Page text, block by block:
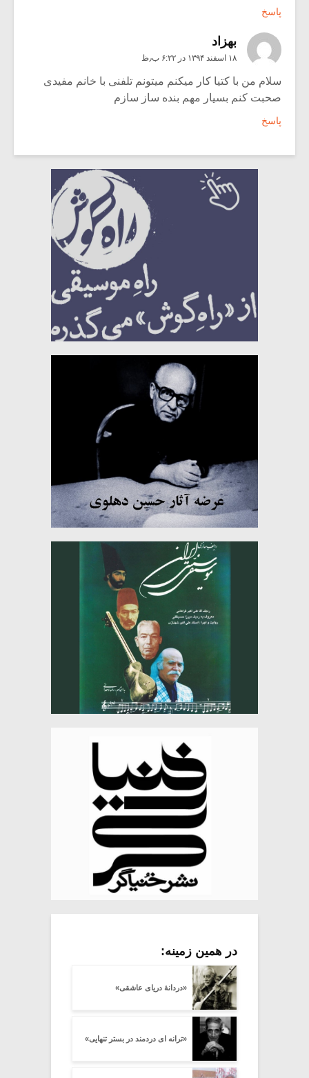
پاسخ
بهزاد
۱۸ اسفند ۱۳۹۴ در ۶:۲۲ ب٫ظ
سلام من با کتیا کار میکنم میتونم تلفنی با خانم مفیدی
صحبت کنم بسیار مهم بنده ساز سازم
پاسخ
در همین زمینه:
«دردانۀ دریای عاشقی»
«ترانه ای دردمند در بستر تنهایی»